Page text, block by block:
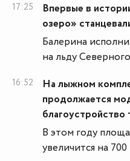
17:25
Впервые в
озеро»
Балерина
на льду
16:52
На лыжном
продолжается
благоустройство
В этом году
увеличится на